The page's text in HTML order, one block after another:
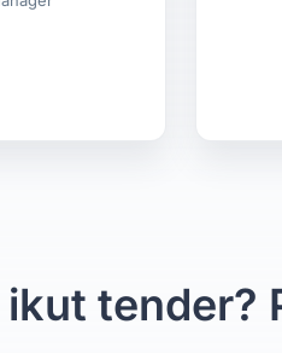
tender?